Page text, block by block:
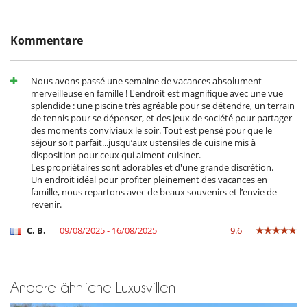
Bormes-les-Mimosas (45 min via La Môle).
- The owners occupy the caretaker's house at the entrance to the
property from May to September. You will access the property via a
separate entrance.
- The fireplace cannot be used.
Ausstattung, Veranstaltungen
Feuerlöscher
Geeignet für Hochzeiten und Veranstaltungen
Rauchmelder
Draußen
Terrasse(n)
Stornobedingungen und Stornogebühren
- Die Stornobedingungen beziehen sich auf die Ortszeit des
Villastandortes
- Bei Stornierung kann die Höhe der Anzahlung nicht erstattet werden.
- Stornierung ab45 Tagevor Anreisetermin :100 %des
Gesamtbetrages sind an Villanovo zu bezahlen.
- Bei Nichterscheinen :100 %des Gesamtbetrages sind an Villanovo zu
bezahlen
83063 000192 FI
Kommentare
Nous avons passé une semaine de vacances absolument
merveilleuse en famille ! L'endroit est magnifique avec une vue
splendide : une piscine très agréable pour se détendre, un terrain
de tennis pour se dépenser, et des jeux de société pour partager
des moments conviviaux le soir. Tout est pensé pour que le
séjour soit parfait...jusqu’aux ustensiles de cuisine mis à
disposition pour ceux qui aiment cuisiner.
Les propriétaires sont adorables et d'une grande discrétion.
Un endroit idéal pour profiter pleinement des vacances en
famille, nous repartons avec de beaux souvenirs et l’envie de
revenir.
C. B. 09/08/2025 - 16/08/2025 9.6
Andere ähnliche Luxusvillen